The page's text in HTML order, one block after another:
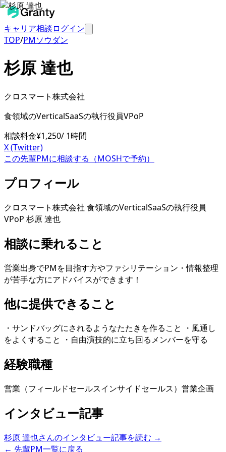
キャリア相談ログイン
TOP/PMソウダン
杉原 達也
クロスマート株式会社
食領域のVerticalSaaSの執行役員VPoP
相談料金¥1,250/ 1時間
X (Twitter)
この先輩PMに相談する（MOSHで予約）
プロフィール
クロスマート株式会社 食領域のVerticalSaaSの執行役員
VPoP 杉原 達也
相談に乗れること
営業出身でPMを目指す方やファシリテーション・情報整理
が苦手な方にアドバイスができます！
他に提供できること
・サンドバッグにされるようなたたきを作ること ・風通し
をよくすること ・自由演技的に立ち回るメンバーを守る
経験職種
営業（フィールドセールスインサイドセールス） 営業企画
インタビュー記事
杉原 達也さんのインタビュー記事を読む →
← 先輩PM一覧に戻る